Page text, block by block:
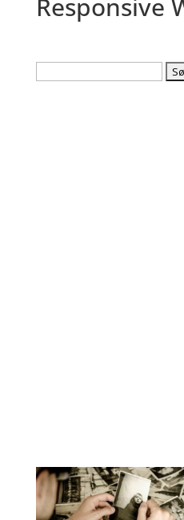
Responsive